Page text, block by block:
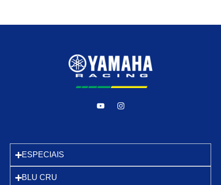
ESPECIAIS
BLU CRU